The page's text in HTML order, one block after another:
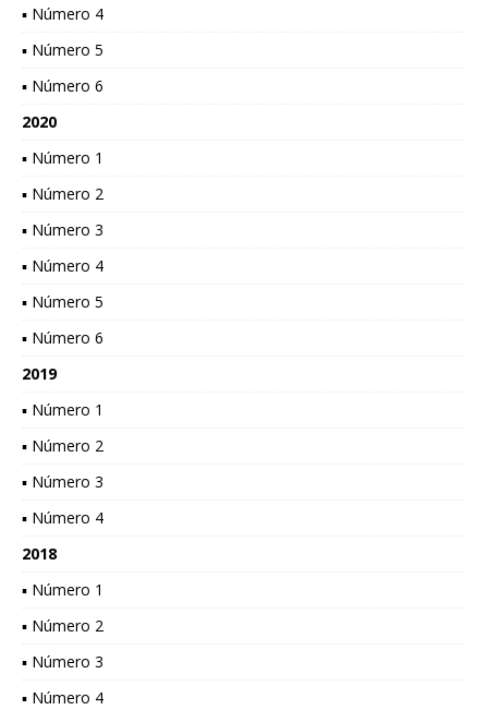
▪ Número 4
▪ Número 5
▪ Número 6
2020
▪ Número 1
▪ Número 2
▪ Número 3
▪ Número 4
▪ Número 5
▪ Número 6
2019
▪ Número 1
▪ Número 2
▪ Número 3
▪ Número 4
2018
▪ Número 1
▪ Número 2
▪ Número 3
▪ Número 4